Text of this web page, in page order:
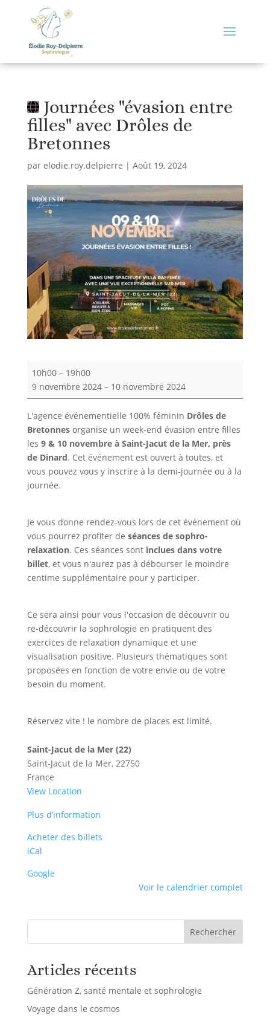
Journées "évasion entre
filles" avec Drôles de
Bretonnes
par elodie.roy.delpierre | Août 19, 2024
Journées
"évasion
avec
Drôles
de
Bretonnes
10h00 – 19h00
9 novembre 2024 – 10 novembre 2024
L'agence événementielle 100% féminin Drôles de
Bretonnesorganise un week-end évasion entre filles
les 9 & 10 novembre à Saint-Jacut de la Mer, près
de Dinard. Cet événement est ouvert à toutes, et
vous pouvez vous y inscrire à la demi-journée ou à la
journée.
Je vous donne rendez-vous lors de cet événement où
vous pourrez profiter de séances de sophro-
relaxation. Ces séances sont inclues dans votre
billet, et vous n'aurez pas à débourser le moindre
centime supplémentaire pour y participer.
Ce sera ainsi pour vous l'occasion de découvrir ou
re-découvrir la sophrologie en pratiquent des
exercices de relaxation dynamique et une
visualisation positive. Plusieurs thématiques sont
proposées en fonction de votre envie ou de votre
besoin du moment.
Réservez vite ! le nombre de places est limité.
Saint-Jacut de la Mer (22)
Saint-Jacut de la Mer, 22750
France
View Location
Plus d’information
Acheter des billets
iCal
Google
Voir le calendrier complet
Rechercher
Articles récents
Génération Z, santé mentale et sophrologie
Voyage dans le cosmos